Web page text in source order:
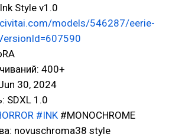
Style v1.0
models/546287/eerie-
400+
30, 2024
SDXL 1.0
#INK #MONOCHROME
novuschroma38 style